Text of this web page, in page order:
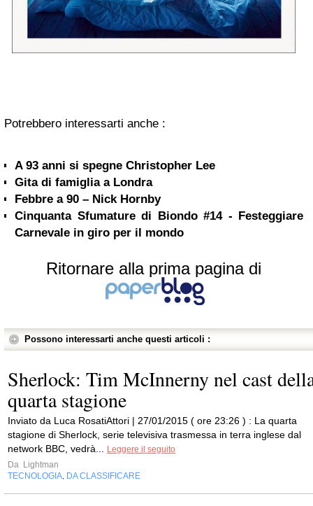
Potrebbero interessarti anche :
A 93 anni si spegne Christopher Lee
Gita di famiglia a Londra
Febbre a 90 – Nick Hornby
Cinquanta Sfumature di Biondo #14 - Festeggiare
Carnevale in giro per il mondo
Ritornare alla prima pagina di
Possono interessarti anche questi articoli :
Sherlock: Tim McInnerny nel cast
quarta stagione
Inviato da Luca RosatiAttori | 27/01/2015 ( ore 23:26 ) : La quarta
stagione di Sherlock, serie televisiva trasmessa in terra inglese dal
network BBC, vedrà... Leggere il seguito
Da Lightman
TECNOLOGIA, DA CLASSIFICARE